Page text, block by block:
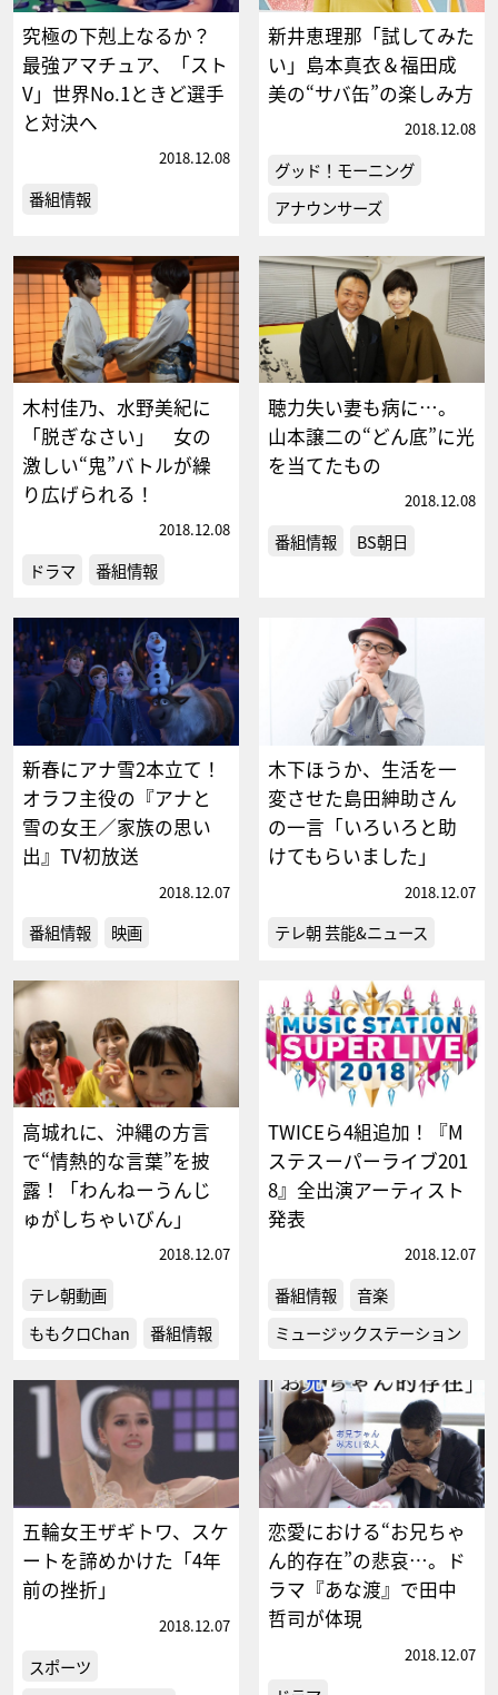
究極の下剋上なるか？
最強アマチュア、「スト
V」世界No.1ときど選手
と対決へ
2018.12.08
番組情報
新井恵理那「試してみた
い」島本真衣＆福田成
美の“サバ缶”の楽しみ方
2018.12.08
グッド！モーニング
アナウンサーズ
木村佳乃、水野美紀に
「脱ぎなさい」 女の
激しい“鬼”バトルが繰
り広げられる！
2018.12.08
ドラマ 番組情報
聴力失い妻も病に…。
山本譲二の“どん底”に光
を当てたもの
2018.12.08
番組情報 BS朝日
新春にアナ雪2本立て！
オラフ主役の『アナと
雪の女王／家族の思い
出』TV初放送
2018.12.07
番組情報 映画
木下ほうか、生活を一
変させた島田紳助さん
の一言「いろいろと助
けてもらいました」
2018.12.07
テレ朝 芸能&ニュース
高城れに、沖縄の方言
で“情熱的な言葉”を披
露！「わんねーうんじ
ゅがしちゃいびん」
2018.12.07
テレ朝動画
ももクロChan
番組情報
TWICEら4組追加！『M
ステスーパーライブ201
8』全出演アーティスト
発表
2018.12.07
番組情報
音楽
ミュージックステーション
五輪女王ザギトワ、スケ
ートを諦めかけた「4年
前の挫折」
2018.12.07
スポーツ
恋愛における“お兄ちゃ
ん的存在”の悲哀…。ド
ラマ『あな渡』で田中
哲司が体現
2018.12.07